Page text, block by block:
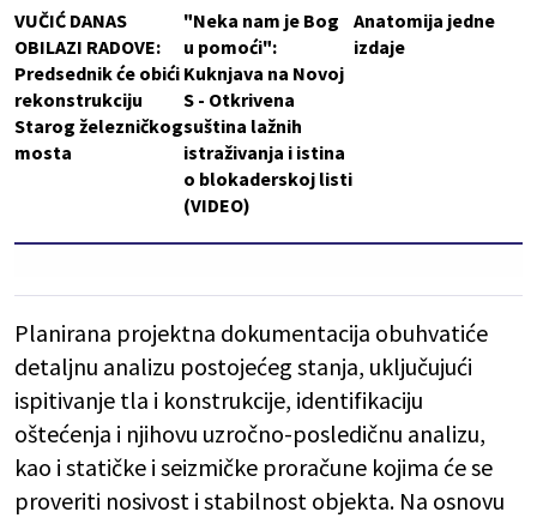
VUČIĆ DANAS
OBILAZI RADOVE:
Predsednik će obići
rekonstrukciju
Starog železničkog
mosta
"Neka nam je Bog
u pomoći":
Kuknjava na Novoj
S - Otkrivena
suština lažnih
istraživanja i istina
o blokaderskoj listi
(VIDEO)
Anatomija jedne
izdaje
Planirana projektna dokumentacija obuhvatiće
detaljnu analizu postojećeg stanja, uključujući
ispitivanje tla i konstrukcije, identifikaciju
oštećenja i njihovu uzročno-posledičnu analizu,
kao i statičke i seizmičke proračune kojima će se
proveriti nosivost i stabilnost objekta. Na osnovu